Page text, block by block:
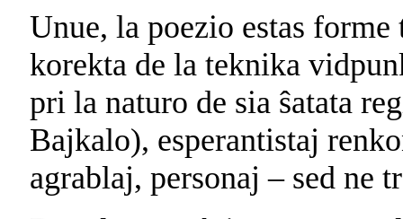
Unue, la poezio estas
korekta de la teknika
pri la naturo de sia ŝatata
Bajkalo), esperantistaj
agrablaj, personaj – sed ne